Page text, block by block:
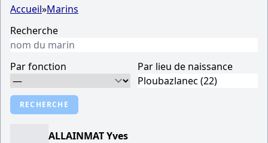
Accueil»Marins
Recherche
Par fonction Par lieu de naissance
RECHERCHE
ALLAINMAT Yves